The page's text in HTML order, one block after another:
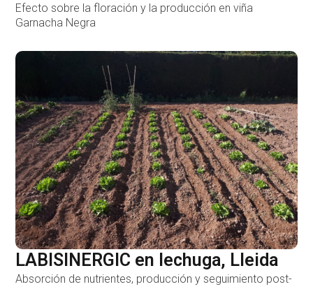
Efecto sobre la floración y la producción en viña
Garnacha Negra
LABISINERGIC en lechuga, Lleida
Absorción de nutrientes, producción y seguimiento post-